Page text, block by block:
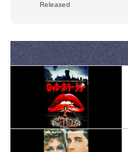
Released